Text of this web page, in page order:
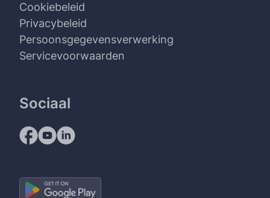
Cookiebeleid
Privacybeleid
Persoonsgegevensverwerking
Servicevoorwaarden
Sociaal